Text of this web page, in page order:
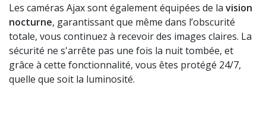
Les caméras Ajax sont également équipées de la vision
nocturne, garantissant que même dans l’obscurité
totale, vous continuez à recevoir des images claires. La
sécurité ne s'arrête pas une fois la nuit tombée, et
grâce à cette fonctionnalité, vous êtes protégé 24/7,
quelle que soit la luminosité.